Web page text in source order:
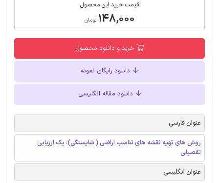
قیمت خرید این محصول
۱۴۸,۰۰۰ تومان
خرید و دانلود محصول
دانلود رایگان نمونه
دانلود مقاله انگلیسی
عنوان فارسی
روش های تهیه نقشه های تناسب اراضی ( شایستگی): یک ارزیابی
تفصیلی
عنوان انگلیسی